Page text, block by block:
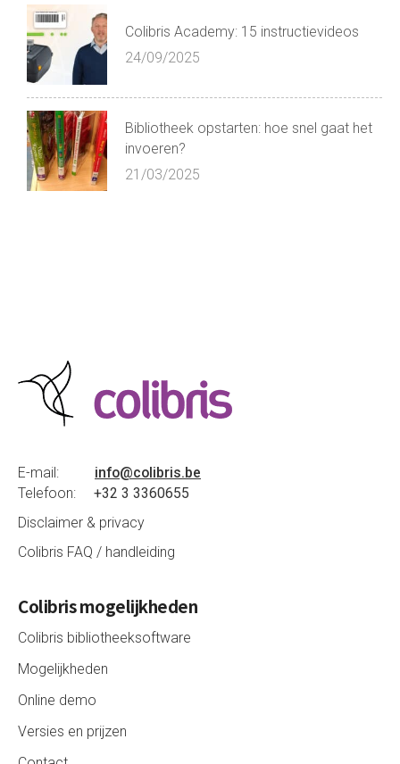
Colibris Academy: 15 instructievideos
24/09/2025
Bibliotheek opstarten: hoe snel gaat het
invoeren?
21/03/2025
E-mail: info@colibris.be
Telefoon: +32 3 3360655
Disclaimer & privacy
Colibris FAQ / handleiding
Colibris mogelijkheden
Colibris bibliotheeksoftware
Mogelijkheden
Online demo
Versies en prijzen